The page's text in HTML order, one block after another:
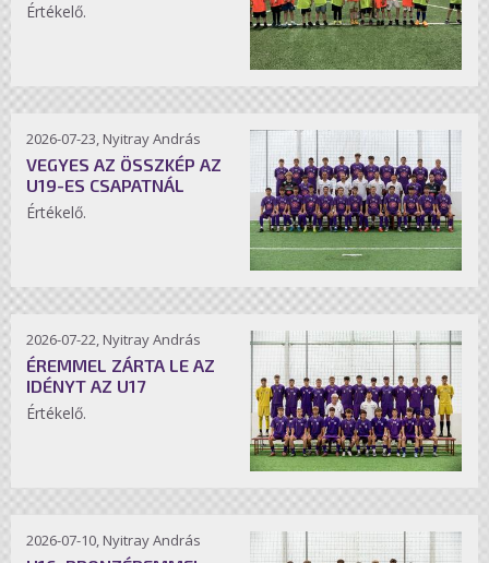
Értékelő.
2026-07-23, Nyitray András
VEGYES AZ ÖSSZKÉP AZ
U19-ES CSAPATNÁL
Értékelő.
2026-07-22, Nyitray András
ÉREMMEL ZÁRTA LE AZ
IDÉNYT AZ U17
Értékelő.
2026-07-10, Nyitray András